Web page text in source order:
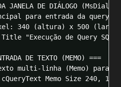
JANELA DE DIÁLOGO
para entrada da query
340 (altura) x 500
"Execução de Query
DE TEXTO (MEMO) ===
multi-linha (Memo) para
cQueryText Memo Size 240,